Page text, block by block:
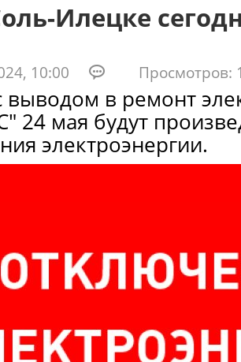
Илецке
10:00 Просмотров:
выводом в ремонт
24 мая будут
электроэнергии.